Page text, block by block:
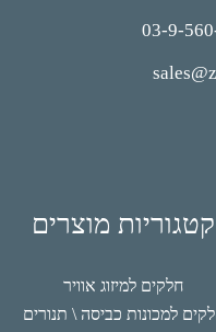
קטגוריות מוצרים
חלקים למיזוג אוויר
למכונות כביסה \ תנורים